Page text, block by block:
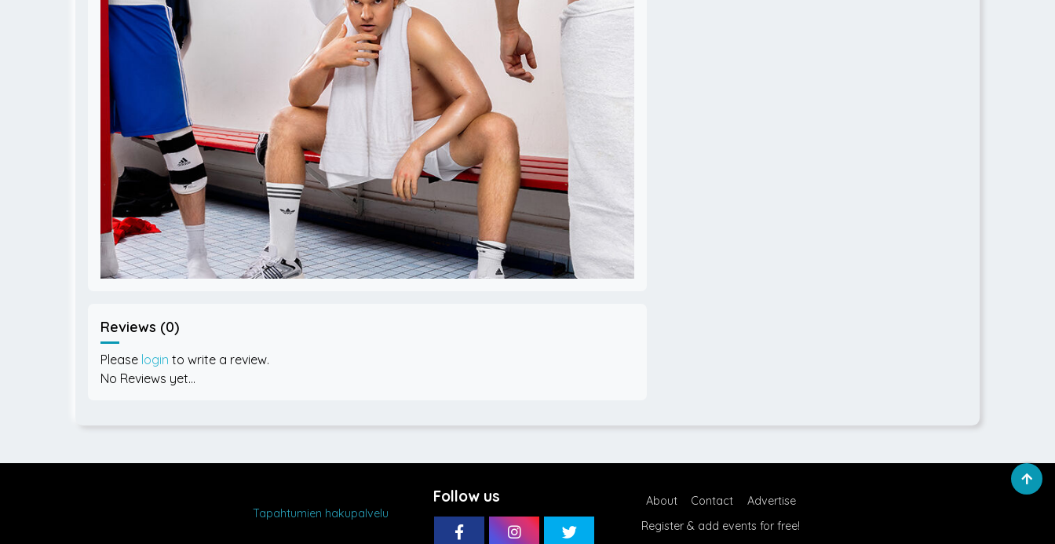
Reviews (0)
Please login to write a review.
No Reviews yet...
Tapahtumien hakupalvelu
Follow us About Contact
Advertise
Register & add events for free!